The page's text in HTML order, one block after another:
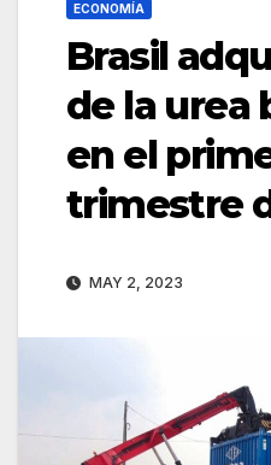
ECONOMÍA
Brasil
de la urea
en el
trimestre
MAY 2, 2023